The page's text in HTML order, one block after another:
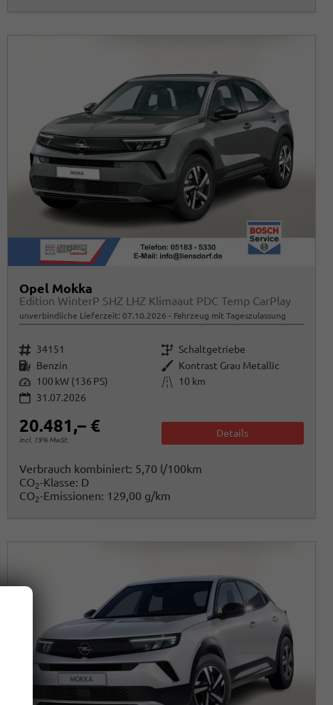
Opel Mokka
Edition WinterP SHZ LHZ Klimaaut PDC Temp CarPlay
unverbindliche Lieferzeit: 07.10.2026 Fahrzeug mit Tageszulassung
Fahrzeugnr. 34151 Getriebe Schaltgetriebe
Kraftstoff Benzin Außenfarbe Kontrast Grau Metallic
Leistung 100 kW (136 PS) Kilometerstand
10 km
31.07.2026
20.481,– €
incl. 19% MwSt.
Details
Verbrauch kombiniert: 5,70 l/100km
CO2-Klasse: D
CO2-Emissionen: 129,00 g/km